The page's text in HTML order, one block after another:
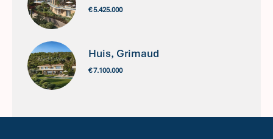
€ 5.425.000
Huis, Grimaud
€ 7.100.000